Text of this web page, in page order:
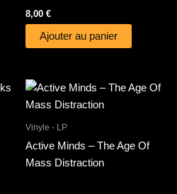
8,00 €
Ajouter au panier
Vinyle - LP
Active Minds – The Age Of
Mass Distraction